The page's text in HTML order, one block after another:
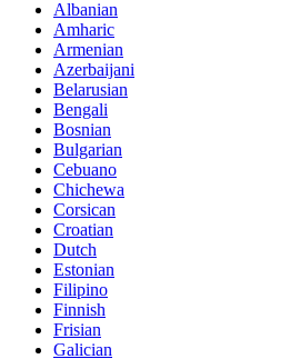
Albanian
Amharic
Armenian
Azerbaijani
Belarusian
Bengali
Bosnian
Bulgarian
Cebuano
Chichewa
Corsican
Croatian
Dutch
Estonian
Filipino
Finnish
Frisian
Galician